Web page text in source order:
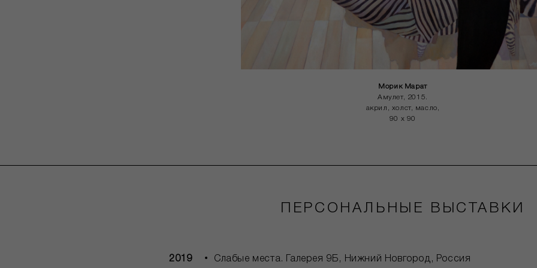
Морик Марат
Амулет, 2015.
акрил, холст, масло,
90 x 90
ПЕРСОНАЛЬНЫЕ ВЫСТАВКИ
2019 Слабые места. Галерея 9Б, Нижний Новгород, Россия